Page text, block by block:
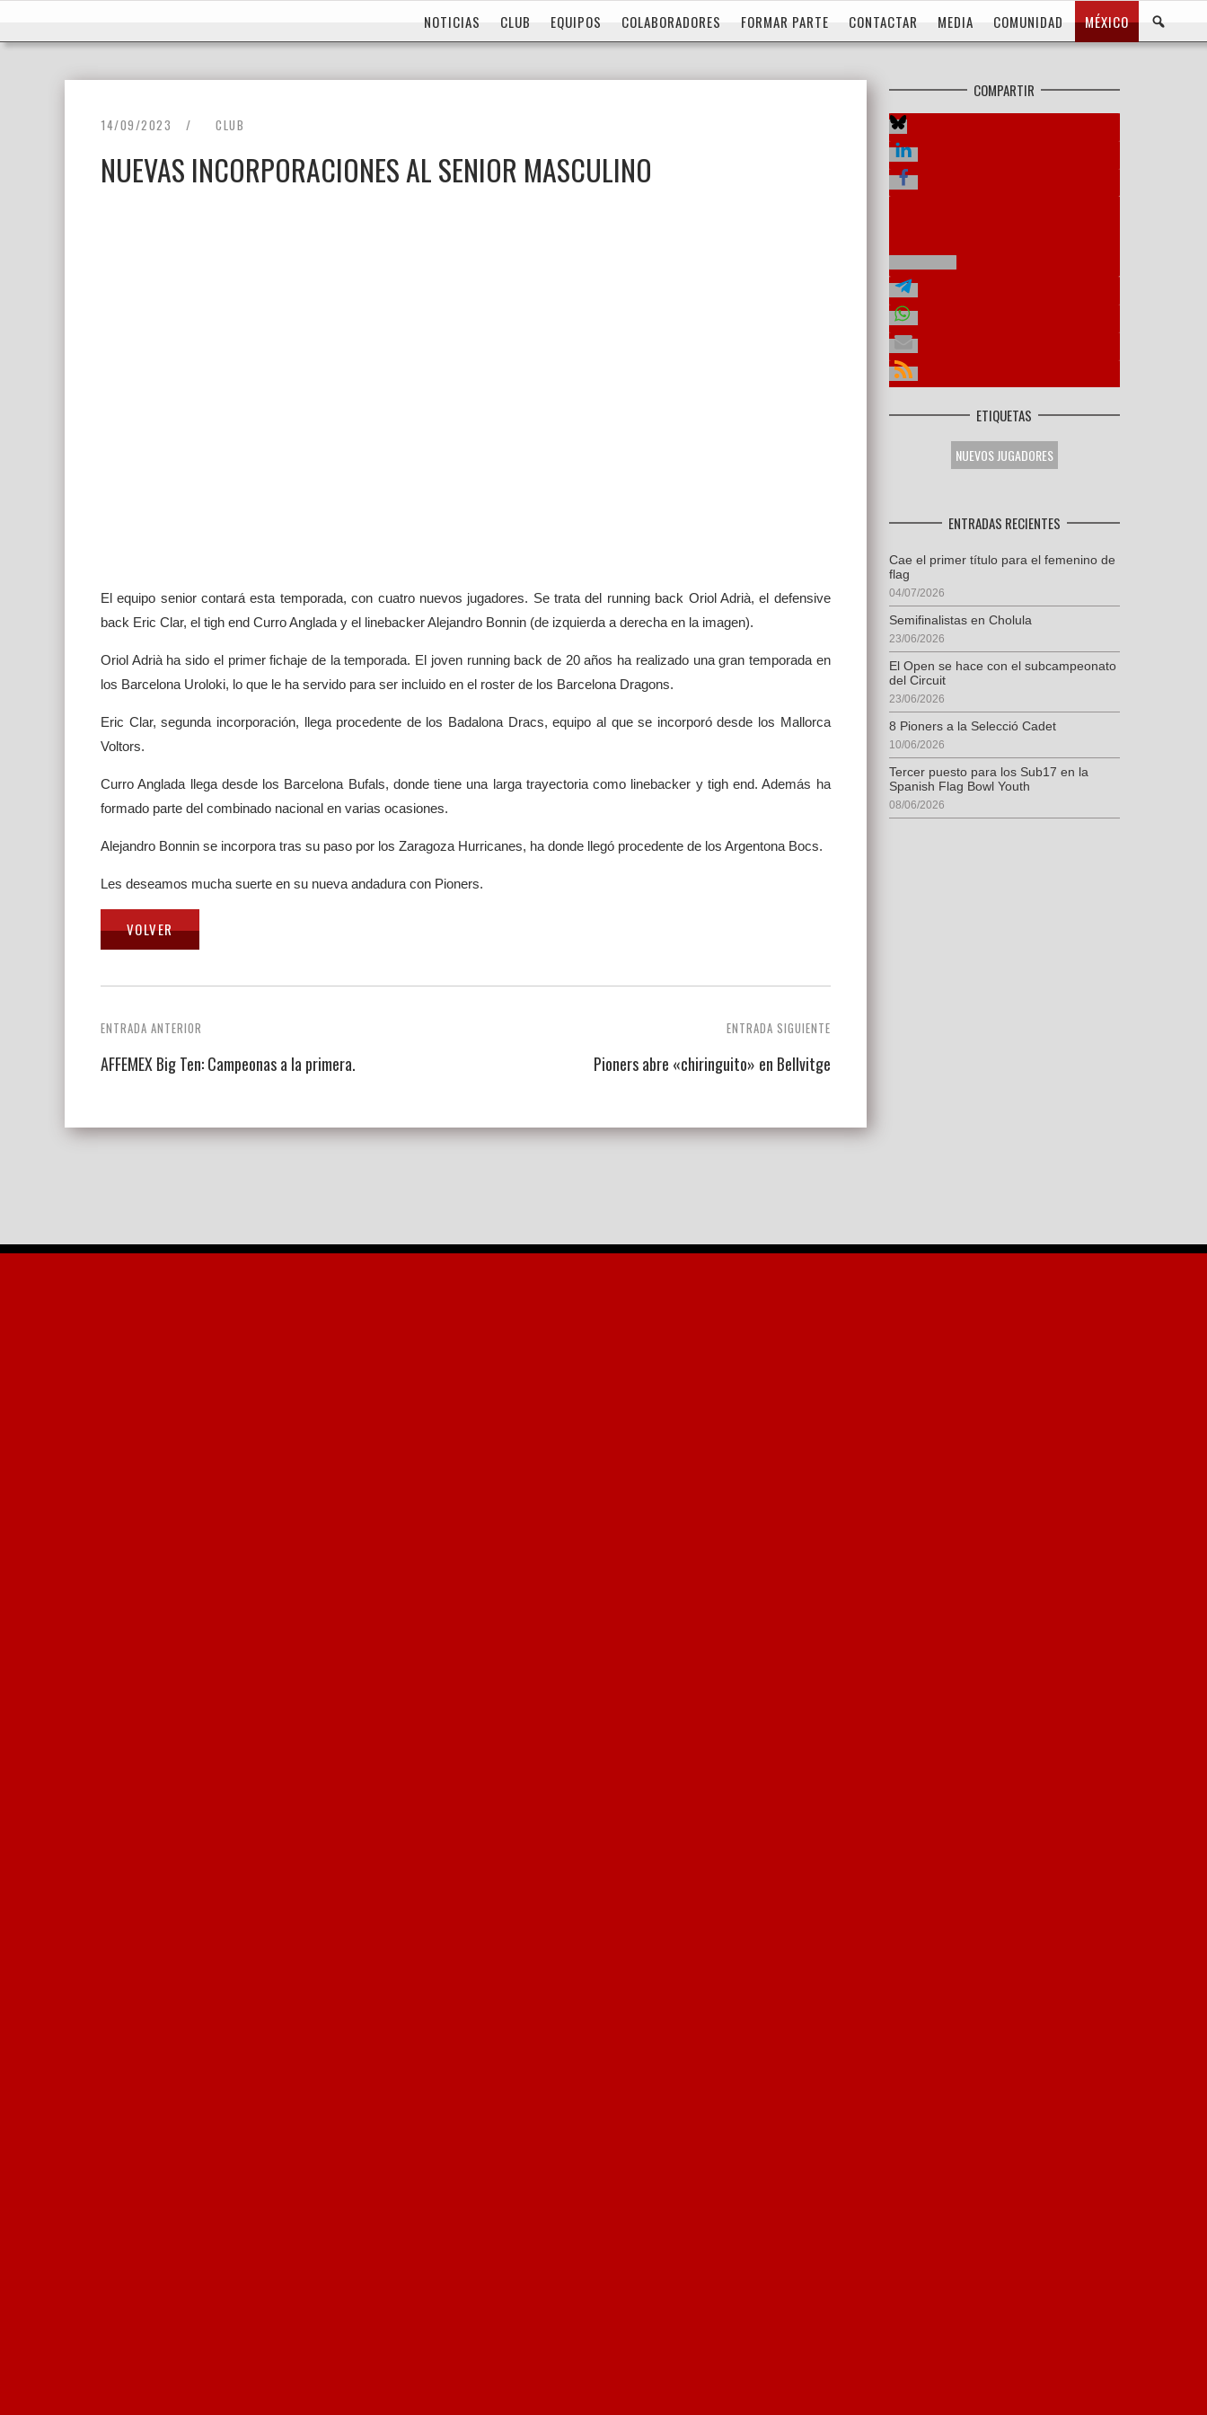
NOTICIAS CLUB EQUIPOS COLABORADORES FORMAR PARTE CONTACTAR MEDIA COMUNIDAD MÉXICO
14/09/2023 CLUB
NUEVAS INCORPORACIONES AL SENIOR MASCULINO
El equipo senior contará esta temporada, con cuatro nuevos jugadores. Se trata del running back Oriol Adrià, el defensive
back Eric Clar, el tigh end Curro Anglada y el linebacker Alejandro Bonnin (de izquierda a derecha en la imagen).
Oriol Adrià ha sido el primer fichaje de la temporada. El joven running back de 20 años ha realizado una gran temporada en
los Barcelona Uroloki, lo que le ha servido para ser incluido en el roster de los Barcelona Dragons.
Eric Clar, segunda incorporación, llega procedente de los Badalona Dracs, equipo al que se incorporó desde los Mallorca
Voltors.
Curro Anglada llega desde los Barcelona Bufals, donde tiene una larga trayectoria como linebacker y tigh end. Además ha
formado parte del combinado nacional en varias ocasiones.
Alejandro Bonnin se incorpora tras su paso por los Zaragoza Hurricanes, ha donde llegó procedente de los Argentona Bocs.
Les deseamos mucha suerte en su nueva andadura con Pioners.
de
ENTRADA ANTERIOR
AFFEMEX Big Ten: Campeonas a la primera.
ENTRADA SIGUIENTE
Pioners abre «chiringuito» en Bellvitge
COMPARTIR
ETIQUETAS
NUEVOS JUGADORES
ENTRADAS RECIENTES
Cae el primer título para el femenino de
flag
04/07/2026
Semifinalistas en Cholula
23/06/2026
El Open se hace con el subcampeonato
del Circuit
23/06/2026
8 Pioners a la Selecció Cadet
10/06/2026
Tercer puesto para los Sub17 en la
Spanish Flag Bowl Youth
08/06/2026